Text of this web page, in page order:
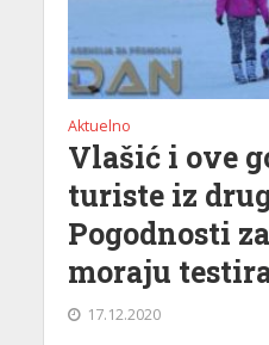
Aktuelno
Vlašić i ove
turiste iz
Pogodnosti
moraju
17.12.2020